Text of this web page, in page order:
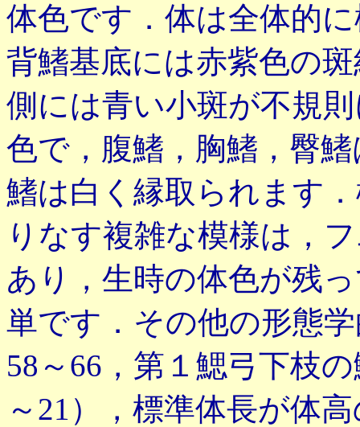
体色です．体は全体的
背鰭基底には赤紫色の
側には青い小斑が不規
色で，腹鰭，胸鰭，臀
鰭は白く縁取られます
りなす複雑な模様は，
あり，生時の体色が残
単です．その他の形態
58～66，第１鰓弓下枝
～21），標準体長が体